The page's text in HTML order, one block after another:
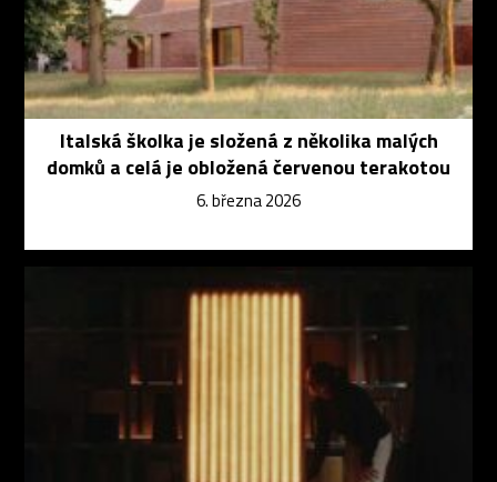
Italská školka je složená z několika malých
domků a celá je obložená červenou terakotou
6. března 2026